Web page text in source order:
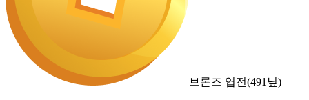
브론즈 엽전(491 닢)